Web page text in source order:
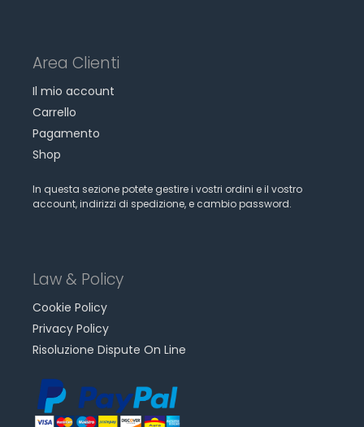
Area Clienti
Il mio account
Carrello
Pagamento
Shop
In questa sezione potete gestire i vostri ordini e il vostro
account, indirizzi di spedizione, e cambio password.
Law & Policy
Cookie Policy
Privacy Policy
Risoluzione Dispute On Line